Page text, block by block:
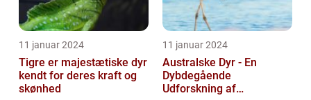
11 januar 2024
Tigre er majestætiske dyr
kendt for deres kraft og
skønhed
11 januar 2024
Australske Dyr - En
Dybdegående
Udforskning af